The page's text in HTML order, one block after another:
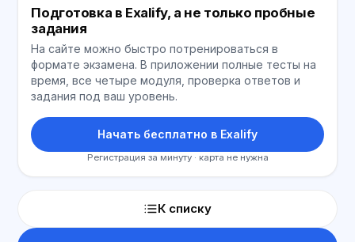
Подготовка в Exalify, а не только пробные
задания
На сайте можно быстро потренироваться в
формате экзамена. В приложении полные тесты на
время, все четыре модуля, проверка ответов и
задания под ваш уровень.
Начать бесплатно в Exalify
Регистрация за минуту · карта не нужна
К списку